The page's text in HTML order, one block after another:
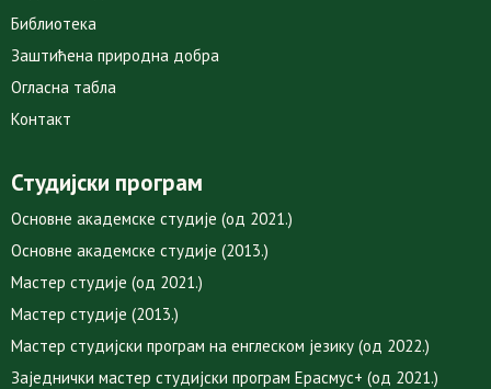
Библиотека
Заштићена природна добра
Огласна табла
Контакт
Студијски програм
Основне академске студије (од 2021.)
Основне академске студије (2013.)
Мастер студије (од 2021.)
Мастер студије (2013.)
Мастер студијски програм на енглеском језику (од 2022.)
Заједнички мастер студијски програм Ерасмус+ (од 2021.)